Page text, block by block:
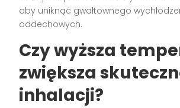
aby uniknąć gwałtownego
oddechowych.
Czy wyższa
zwiększa
inhalacji?